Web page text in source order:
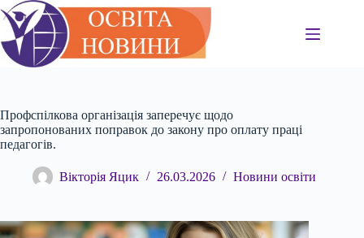
Перейти
до
вмісту
Профспілкова організація заперечує щодо
запропонованих поправок до закону про оплату праці
педагогів.
Вікторія Яцик 26.03.2026 Новини освіти